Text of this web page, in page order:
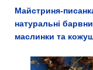
Майстриня-
натуральні
маслинки та